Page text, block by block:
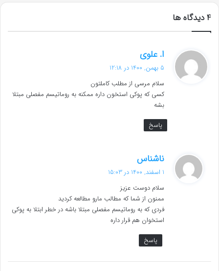
‫4 دیدگاه ها
ا. علوی
:
5 بهمن, 1400 در 12:18
سلام مرسی از مطلب کاملتون
کسی که پوکی استخون داره ممکنه به روماتیسم مفصلی مبتلا
بشه
پاسخ
ناشناس
ف
:
1 اسفند, 1400 در 15:03
سلام دوست عزیز
ممنون از شما که مطالب مارو مطالعه کردید
فردی که به روماتیسم مفصلی مبتلا باشه در خطر ابتلا به پوکی
استخوان هم قرار داره
پاسخ